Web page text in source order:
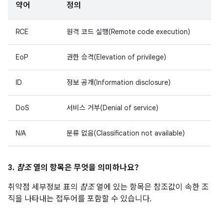
약어 정의
RCE 원격 코드 실행(Remote code execution)
EoP 권한 승격(Elevation of privilege)
ID 정보 공개(Information disclosure)
DoS 서비스 거부(Denial of service)
N/A 분류 없음(Classification not available)
3. 참조열의 항목은 무엇을 의미하나요?
취약점 세부정보 표의 참조열에 있는 항목은 참조값이 속한 조
직을 나타내는 접두어를 포함할 수 있습니다.